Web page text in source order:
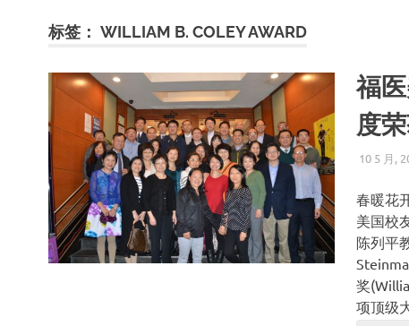
标签： WILLIAM B. COLEY AWARD
福
度
10 5 月,
春暖花
美国校
陈列平
奖
项顶级